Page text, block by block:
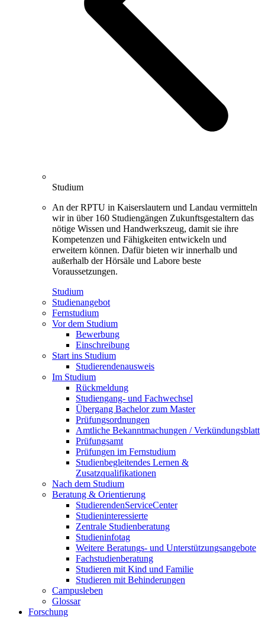
Studium
An der RPTU in Kaiserslautern und Landau vermitteln
wir in über 160 Studiengängen Zukunftsgestaltern das
nötige Wissen und Handwerkszeug, damit sie ihre
Kompetenzen und Fähigkeiten entwickeln und
erweitern können. Dafür bieten wir innerhalb und
außerhalb der Hörsäle und Labore beste
Voraussetzungen.
Studium
Studienangebot
Fernstudium
Vor dem Studium
Bewerbung
Einschreibung
Start ins Studium
Studierendenausweis
Im Studium
Rückmeldung
Studiengang- und Fachwechsel
Übergang Bachelor zum Master
Prüfungsordnungen
Amtliche Bekanntmachungen / Verkündungsblatt
Prüfungsamt
Prüfungen im Fernstudium
Studienbegleitendes Lernen &
Zusatzqualifikationen
Nach dem Studium
Beratung & Orientierung
StudierendenServiceCenter
Studieninteressierte
Zentrale Studienberatung
Studieninfotag
Weitere Beratungs- und Unterstützungsangebote
Fachstudienberatung
Studieren mit Kind und Familie
Studieren mit Behinderungen
Campusleben
Glossar
Forschung